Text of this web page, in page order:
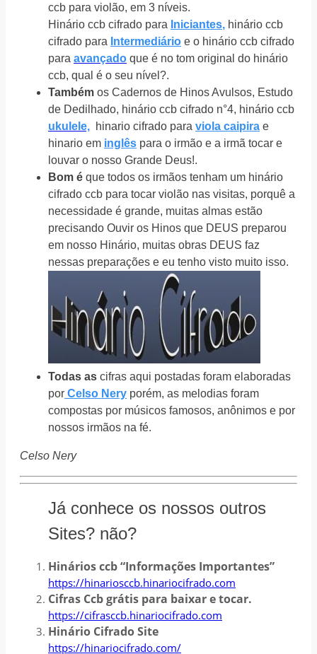
ccb para violão, em 3 níveis.
Hinário ccb cifrado para Iniciantes, hinário ccb
cifrado para Intermediário e o hinário ccb cifrado
para avançado que é no tom original do hinário
ccb, qual é o seu nível?.
Também os Cadernos de Hinos Avulsos, Estudo
de Dedilhado, hinário ccb cifrado n°4, hinário ccb
ukulele, hinario cifrado para viola caipira e
hinario em inglês para o irmão e a irmã tocar e
louvar o nosso Grande Deus!.
Bom é que todos os irmãos tenham um hinário
cifrado ccb para tocar violão nas visitas, porquê a
necessidade é grande, muitas almas estão
precisando Ouvir os Hinos que DEUS preparou
em nosso Hinário, muitas obras DEUS faz
nessas preparações e eu tenho visto muito isso.
Todas as cifras aqui postadas foram elaboradas
por Celso Nery porém, as melodias foram
compostas por músicos famosos, anônimos e por
nossos irmãos na fé.
Celso Nery
Já conhece os nossos outros
Sites? não?
Hinários ccb “Informações Importantes”
https://hinariosccb.hinariocifrado.com
Cifras Ccb grátis para baixar e tocar.
https://cifrasccb.hinariocifrado.com
Hinário Cifrado Site
https://hinariocifrado.com/